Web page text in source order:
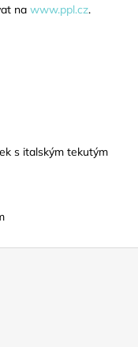
na www.ppl.cz.
s italským tekutým